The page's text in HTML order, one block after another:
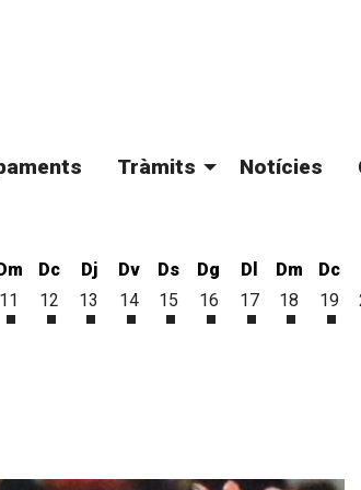
Tràmits Notícies
9 d'agost
10 d'agost
Dm
11
Dimarts 11 d'agost
Dc
12
Dimecres 12 d'agost
Dj
13
Dijous 13 d'agost
Dv
14
Divendres 14 d'agost
Ds
15
Dissabte 15 d'agost
Dg
16
Diumenge 16
Dl
17
Dilluns 17
Dm
18
Dimarts
Dc
19